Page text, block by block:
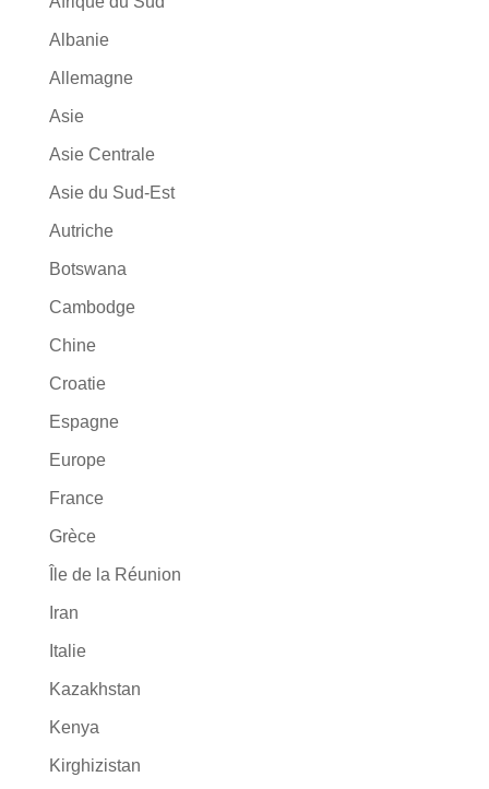
Albanie
Allemagne
Asie
Asie Centrale
Asie du Sud-Est
Autriche
Botswana
Cambodge
Chine
Croatie
Espagne
Europe
France
Grèce
Île de la Réunion
Iran
Italie
Kazakhstan
Kenya
Kirghizistan